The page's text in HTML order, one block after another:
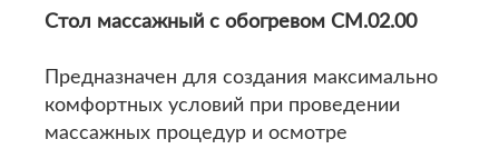
Стол массажный с обогревом СМ.02.00
Предназначен для создания максимально
комфортных условий при проведении
массажных процедур и осмотре